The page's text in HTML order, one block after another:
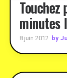
Touchez
minutes
8 juin 2012 by